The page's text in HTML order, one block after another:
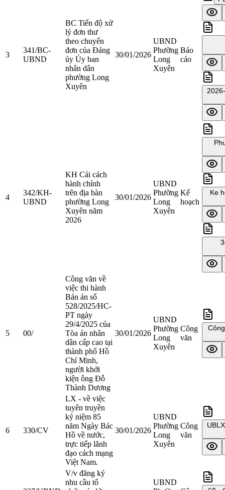
3
341/BC-
UBND
BC Tiến độ xử
lý đơn thư
theo chuyển
đơn của Đảng
ủy Ủy ban
nhân dân
phường Long
Xuyên
30/01/2026
UBND
Phường
Long
Xuyên
Báo
cáo
4
342/KH-
UBND
KH Cải cách
hành chính
trên địa bàn
phường Long
Xuyên năm
2026
30/01/2026
UBND
Phường
Long
Xuyên
Kế
hoạch
Ke
5 00/
Công văn về
việc thi hành
Bản án số
528/2025/HC-
PT ngày
29/4/2025 của
Tòa án nhân
dân cấp cao tại
thành phố Hồ
Chí Minh,
người khởi
kiện ông Đỗ
Thành Dương
30/01/2026
UBND
Phường
Long
Xuyên
Công
văn
6 330/CV
LX - về việc
tuyên truyền
kỷ niệm 85
năm Ngày Bác
Hồ về nước,
trực tiếp lãnh
đạo cách mạng
Việt Nam.
30/01/2026
UBND
Phường
Long
Xuyên
Công
văn
V/v đăng ký
nhu cầu tổ
UBND